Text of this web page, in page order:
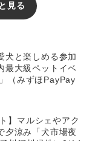
見る
犬と楽しめる参加
最大級ペットイベ
（みずほPayPay
】マルシェやアク
夕涼み「犬市場夜